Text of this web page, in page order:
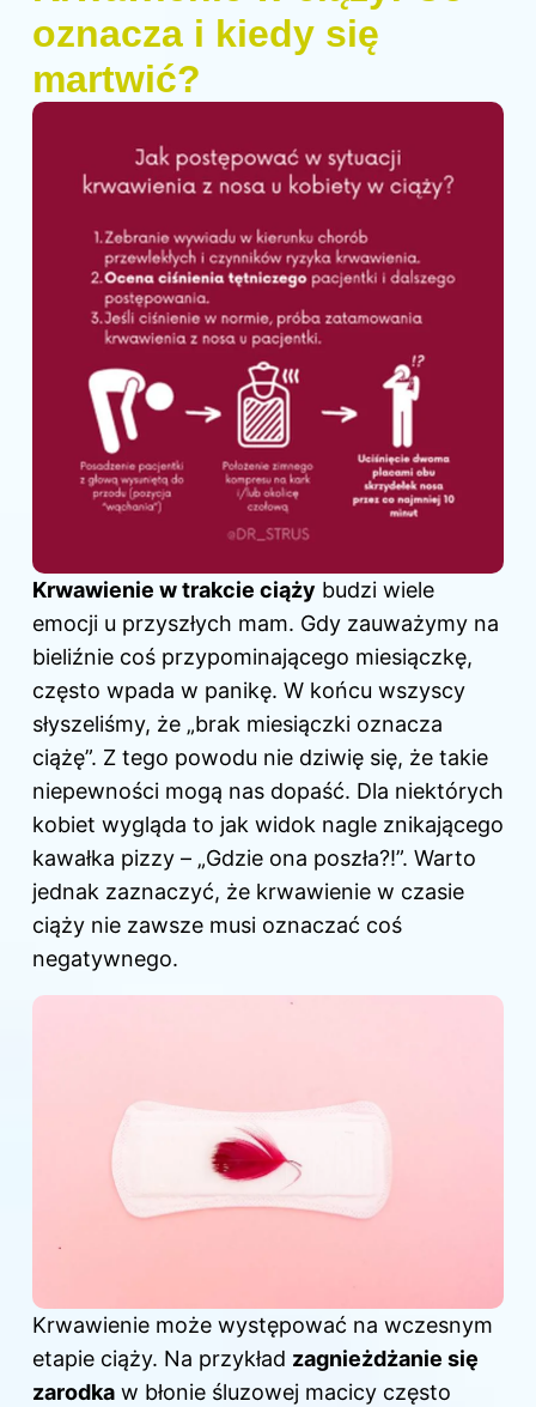
oznacza i kiedy się
martwić?
Krwawienie w trakcie ciąży budzi wiele
emocji u przyszłych mam. Gdy zauważymy na
bieliźnie coś przypominającego miesiączkę,
często wpada w panikę. W końcu wszyscy
słyszeliśmy, że „brak miesiączki oznacza
ciążę”. Z tego powodu nie dziwię się, że takie
niepewności mogą nas dopaść. Dla niektórych
kobiet wygląda to jak widok nagle znikającego
kawałka pizzy – „Gdzie ona poszła?!”. Warto
jednak zaznaczyć, że krwawienie w czasie
ciąży nie zawsze musi oznaczać coś
negatywnego.
Krwawienie może występować na wczesnym
etapie ciąży. Na przykład zagnieżdżanie się
zarodka w błonie śluzowej macicy często